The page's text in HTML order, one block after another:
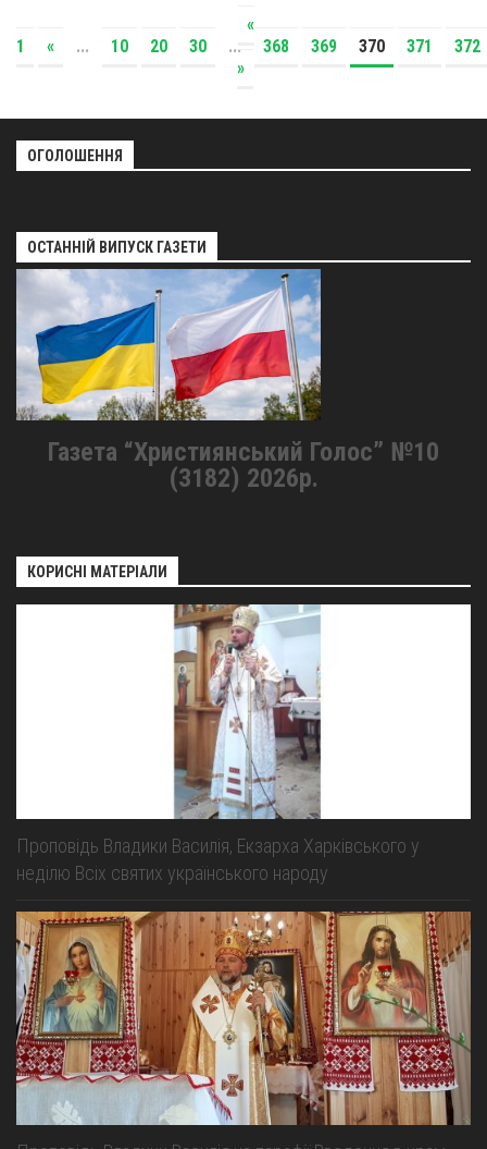
«
1
« ... 10 20 30 ... 368 369 370 371
372
»
ОГОЛОШЕННЯ
ОСТАННІЙ ВИПУСК ГАЗЕТИ
Газета “Християнський Голос” №10
(3182) 2026р.
КОРИСНІ МАТЕРІАЛИ
Проповідь Владики Василія, Екзарха Харківського у
неділю Всіх святих українського народу